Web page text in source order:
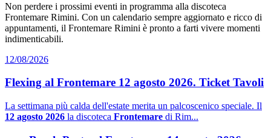
Non perdere i prossimi eventi in programma alla discoteca
Frontemare Rimini. Con un calendario sempre aggiornato e ricco di
appuntamenti, il Frontemare Rimini è pronto a farti vivere momenti
indimenticabili.
12/08/2026
Flexing al Frontemare 12 agosto 2026. Ticket Tavoli
La settimana più calda dell'estate merita un palcoscenico speciale. Il
12 agosto 2026 la discoteca Frontemare di Rim...